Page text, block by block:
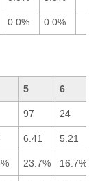
0.0% 0.0%
5 6
97 24
6.41 5.21
23.7% 16.7%